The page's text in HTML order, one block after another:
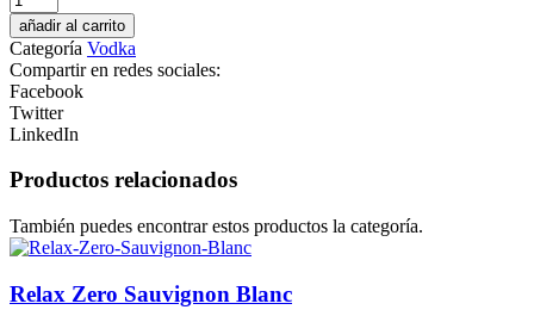
de
JAU
Chardonay
Blanc
cantidad
añadir al carrito
Categoría Vodka
Compartir en redes sociales:
Facebook
Twitter
LinkedIn
Productos relacionados
También puedes encontrar estos productos la categoría.
Relax Zero Sauvignon Blanc